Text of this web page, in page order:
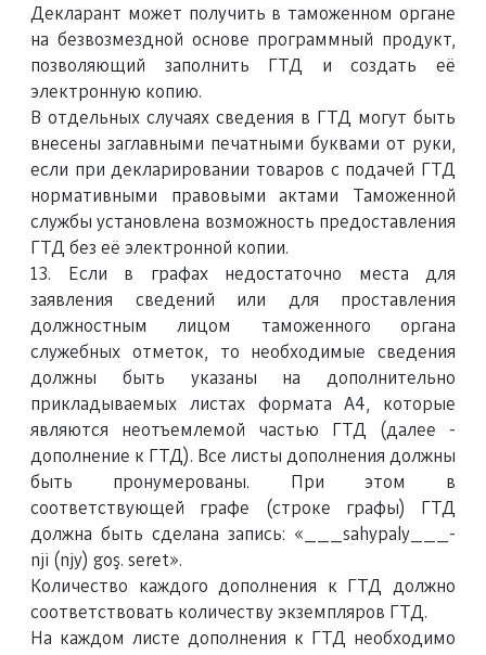
Декларант может получить в таможенном органе
на безвозмездной основе программный продукт,
позволяющий заполнить ГТД и создать её
электронную копию.
В отдельных случаях сведения в ГТД могут быть
внесены заглавными печатными буквами от руки,
если при декларировании товаров с подачей ГТД
нормативными правовыми актами Таможенной
службы установлена возможность предоставления
ГТД без её электронной копии.
13. Если в графах недостаточно места для
заявления сведений или для проставления
должностным лицом таможенного органа
служебных отметок, то необходимые сведения
должны быть указаны на дополнительно
прикладываемых листах формата А4, которые
являются неотъемлемой частью ГТД (далее -
дополнение к ГТД). Все листы дополнения должны
быть пронумерованы. При этом в
соответствующей графе (строке графы) ГТД
должна быть сделана запись: «___sahypaly___-
nji (njy) goş. seret».
Количество каждого дополнения к ГТД должно
соответствовать количеству экземпляров ГТД.
На каждом листе дополнения к ГТД необходимо